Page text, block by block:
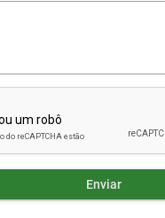
Enviar